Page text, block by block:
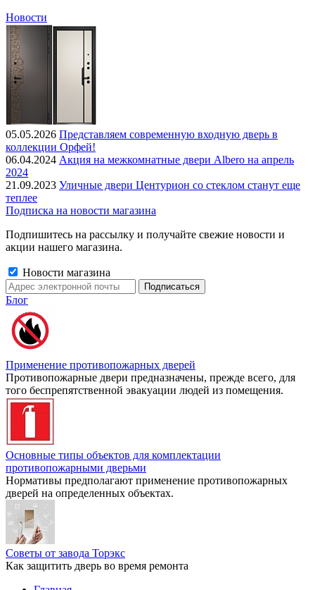
Новости
05.05.2026 Представляем современную входную дверь в
коллекции Орфей!
06.04.2024 Акция на межкомнатные двери Albero на апрель
2024
21.09.2023 Уличные двери Центурион со стеклом станут еще
теплее
Подписка на новости магазина
Подпишитесь на рассылку и получайте свежие новости и
акции нашего магазина.
Новости магазина
Блог
Применение противопожарных дверей
Противопожарные двери предназначены, прежде всего, для
того беспрепятственной эвакуации людей из помещения.
Основные типы объектов для комплектации
противопожарными дверьми
Нормативы предполагают применение противопожарных
дверей на определенных объектах.
Советы от завода Торэкс
Как защитить дверь во время ремонта